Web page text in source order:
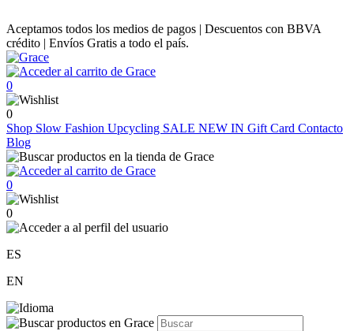
Aceptamos todos los medios de pagos | Descuentos con BBVA
crédito | Envíos Gratis a todo el país.
0
0
Shop Slow Fashion Upcycling SALE NEW IN Gift Card Contacto
Blog
0
0
ES
EN